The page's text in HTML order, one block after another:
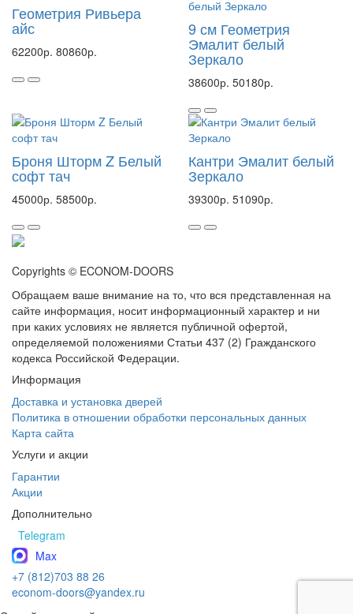
Геометрия Ривьера
айс
62200р. 80860р.
9 см Геометрия
Эмалит белый
Зеркало
38600р. 50180р.
Броня Шторм Z Белый
софт тач
45000р. 58500р.
Кантри Эмалит белый
Зеркало
39300р. 51090р.
Copyrights © ECONOM-DOORS
Обращаем ваше внимание на то, что вся представленная на
сайте информация, носит информационный характер и ни
при каких условиях не является публичной офертой,
определяемой положениями Статьи 437 (2) Гражданского
кодекса Российской Федерации.
Информация
Доставка и установка дверей
Политика в отношении обработки персональных данных
Карта сайта
Услуги и акции
Гарантии
Акции
Дополнительно
Telegram
Max
+7 (812)703 88 26
econom-doors@yandex.ru